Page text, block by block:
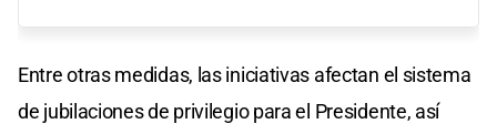
Entre otras medidas, las iniciativas afectan el sistema
de jubilaciones de privilegio para el Presidente, así